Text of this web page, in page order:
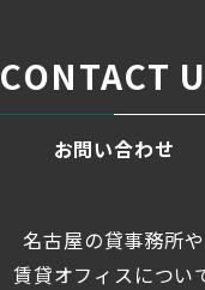
CONTACT
お問い合わせ
名古屋の貸事務所や
賃貸オフィスについ